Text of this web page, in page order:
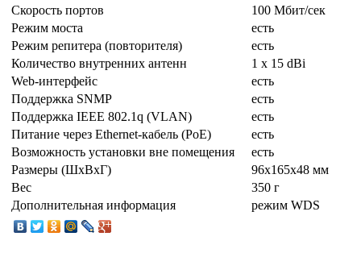
Скорость портов
100 Мбит/сек
Режим моста
есть
Режим репитера (повторителя)
есть
Количество внутренних антенн
1 x 15 dBi
Web-интерфейс
есть
Поддержка SNMP
есть
Поддержка IEEE 802.1q (VLAN)
есть
Питание через Ethernet-кабель (PoE)
есть
Возможность установки вне помещения
есть
Размеры (ШxВxГ)
96x165x48 мм
Вес
350 г
Дополнительная информация
режим WDS